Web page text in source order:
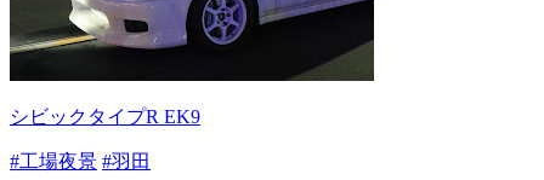
シビックタイプR EK9
#工場夜景 #羽田